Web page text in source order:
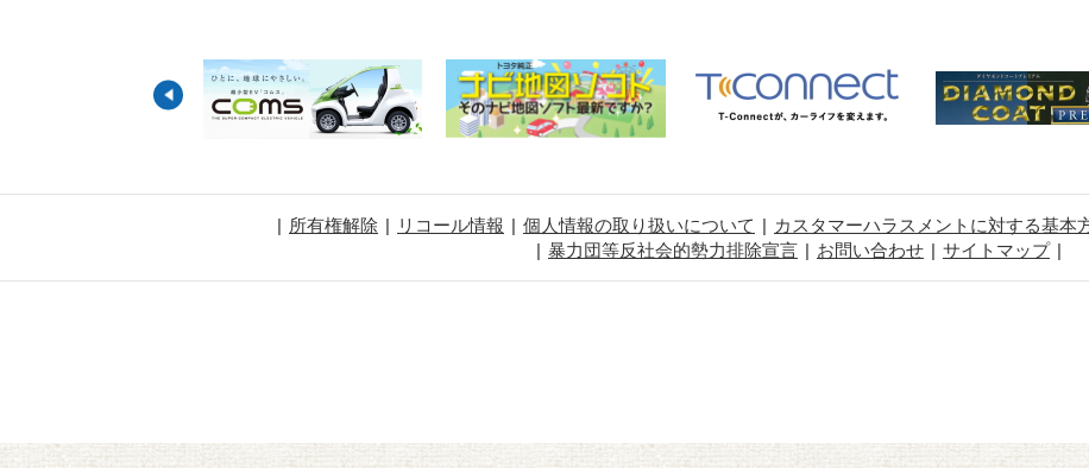
所有権解除 リコール情報 個人情報の取り扱いについて カスタマーハラスメントに対する基本
暴力団等反社会的勢力排除宣言
お問い合わせ サイトマップ